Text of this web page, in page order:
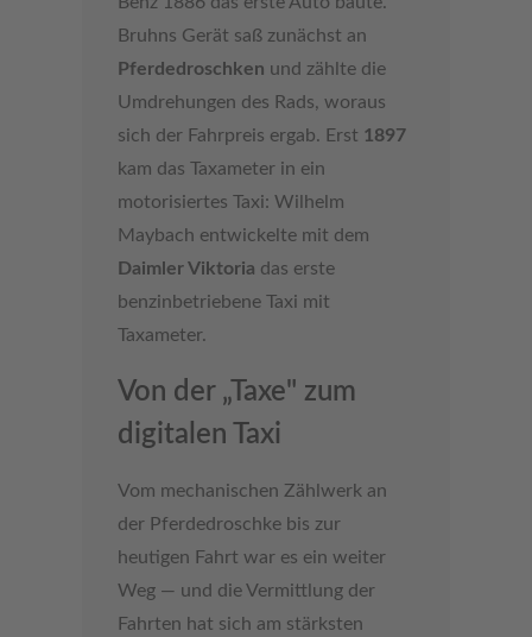
Bruhns Gerät saß zunächst an
Pferdedroschken und zählte die
Umdrehungen des Rads, woraus
sich der Fahrpreis ergab. Erst 1897
kam das Taxameter in ein
motorisiertes Taxi: Wilhelm
Maybach entwickelte mit dem
Daimler Viktoria das erste
benzinbetriebene Taxi mit
Taxameter.
Von der „Taxe" zum
digitalen Taxi
Vom mechanischen Zählwerk an
der Pferdedroschke bis zur
heutigen Fahrt war es ein weiter
Weg — und die Vermittlung der
Fahrten hat sich am stärksten